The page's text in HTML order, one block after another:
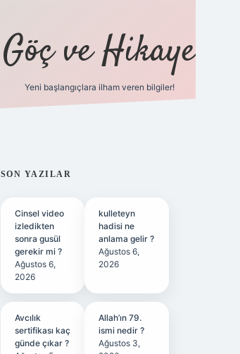
Göç ve Hikaye
Yeni başlangıçlara ilham veren bilgiler!
SIDEBAR
SON YAZILAR
Cinsel video
izledikten
sonra gusül
gerekir mi ?
Ağustos 6,
2026
kulleteyn
hadisi ne
anlama gelir ?
Ağustos 6,
2026
Avcılık
sertifikası kaç
günde çıkar ?
Allah’ın 79.
ismi nedir ?
Ağustos 3,